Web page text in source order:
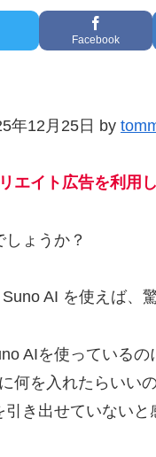
Facebook
年12月25日 by
エイト広告を利用
ょうか？
AI を使えば、
AIを使っている
何を入れたらいい
き出せていないと